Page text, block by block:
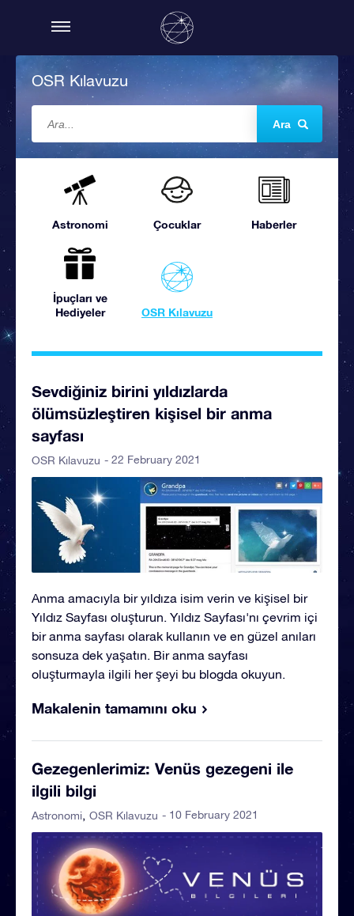
OSR Kılavuzu
Ara
Astronomi Çocuklar Haberler
İpuçları ve
Hediyeler
OSR Kılavuzu
Sevdiğiniz birini yıldızlarda
ölümsüzleştiren kişisel bir anma
sayfası
OSR Kılavuzu - 22 February 2021
Anma amacıyla bir yıldıza isim verin ve kişisel bir
Yıldız Sayfası oluşturun. Yıldız Sayfası'nı çevrim içi
bir anma sayfası olarak kullanın ve en güzel anıları
sonsuza dek yaşatın. Bir anma sayfası
oluşturmayla ilgili her şeyi bu blogda okuyun.
Makalenin tamamını oku
Gezegenlerimiz: Venüs gezegeni ile
ilgili bilgi
Astronomi OSR Kılavuzu - 10 February 2021